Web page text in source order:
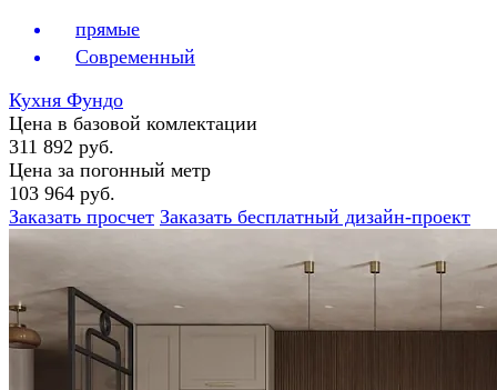
прямые
Современный
Кухня Фундо
Цена в базовой комлектации
311 892 руб.
Цена за погонный метр
103 964 руб.
Заказать просчет Заказать бесплатный дизайн-проект